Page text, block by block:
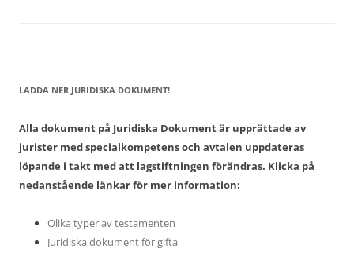
LADDA NER JURIDISKA DOKUMENT!
Alla dokument på Juridiska Dokument är upprättade av
jurister med specialkompetens och avtalen uppdateras
löpande i takt med att lagstiftningen förändras. Klicka på
nedanstående länkar för mer information:
Olika typer av testamenten
Juridiska dokument för gifta